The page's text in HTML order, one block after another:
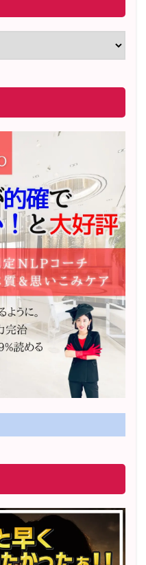
ティ×講座オンラインサ
LOVEマスター講座」準
FMハイホー「LOVEマス
中！